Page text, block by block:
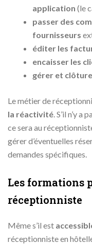
application (le
passer des
fournisseurs
éditer les
encaisser les
gérer et
Le métier de
la réactivité . S’il n’y
ce sera au
gérer d’éventuelles
demandes spécifiques.
Les formations
réceptionniste
Même s’il est
réceptionniste en